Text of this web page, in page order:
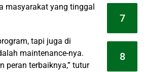
masyarakat yang tinggal
tapi juga di
maintenance-nya.
peran terbaiknya,” tutur
7
8